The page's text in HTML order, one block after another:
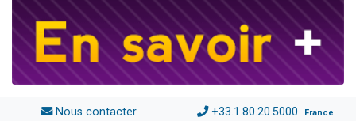
Nous contacter +33.1.80.20.5000 France